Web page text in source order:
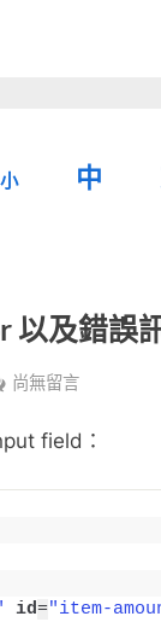
小
小
小。
中
以及錯誤
在
表
尚無留言
field：
id="item-